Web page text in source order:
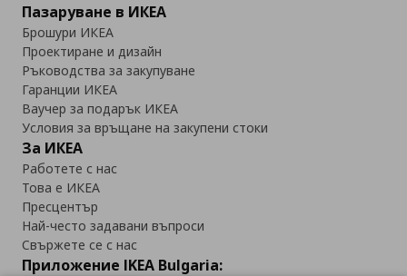
Пазаруване в ИКЕА
Брошури ИКЕА
Проектиране и дизайн
Ръководства за закупуване
Гаранции ИКЕА
Ваучер за подарък ИКЕА
Условия за връщане на закупени стоки
За ИКЕА
Работете с нас
Това е ИКЕА
Пресцентър
Най-често задавани въпроси
Свържете се с нас
Приложение IKEA Bulgaria: